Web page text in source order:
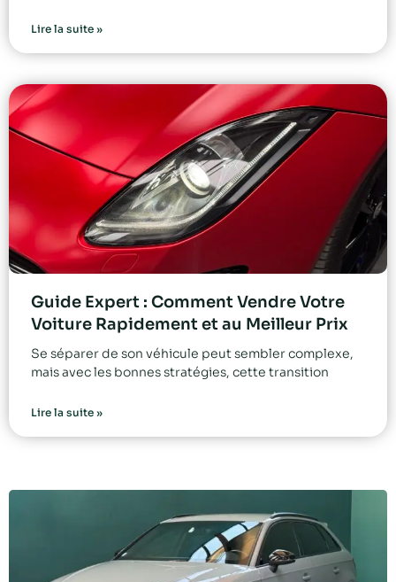
Lire la suite »
Guide Expert : Comment Vendre Votre
Voiture Rapidement et au Meilleur Prix
Se séparer de son véhicule peut sembler complexe,
mais avec les bonnes stratégies, cette transition
Lire la suite »